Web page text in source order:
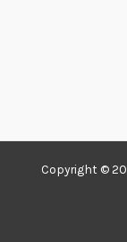
Copyright ©